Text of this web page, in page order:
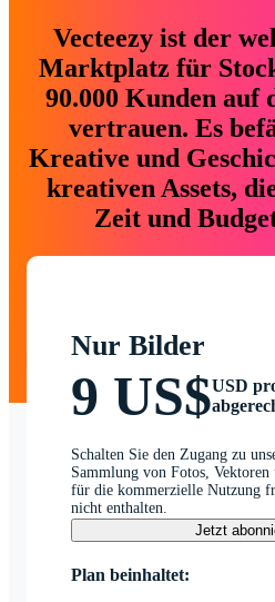
Vecteezy ist der
Marktplatz für
90.000 Kunden auf
vertrauen. Es
Kreative und
kreativen Assets,
Zeit und
Nur Bilder
9 US$USD
Schalten Sie den Zugang zu
Sammlung von Fotos,
für die kommerzielle Nutzung
nicht enthalten.
Jetzt
Plan beinhaltet: